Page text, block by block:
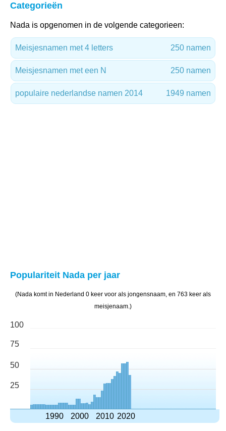
Categorieën
Nada is opgenomen in de volgende categorieen:
Meisjesnamen met 4 letters 250 namen
Meisjesnamen met een N 250 namen
populaire nederlandse namen 2014 1949 namen
Populariteit Nada per jaar
(Nada komt in Nederland 0 keer voor als jongensnaam, en 763 keer als
meisjenaam.)
100
75
50
25
1990 2000 2010 2020